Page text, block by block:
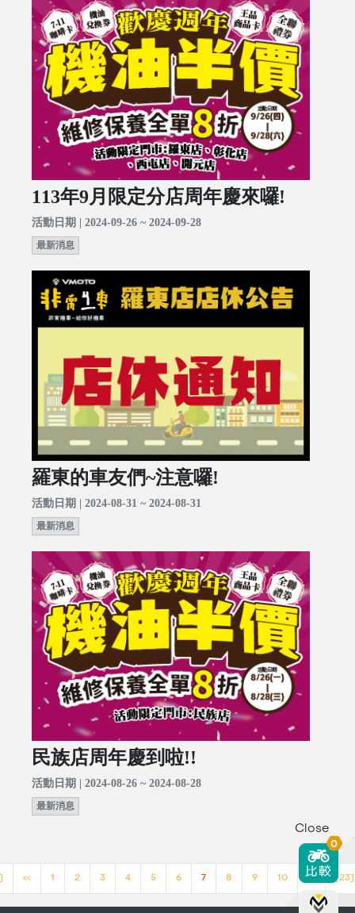
113年9月限定分店周年慶來囉!
活動日期 | 2024-09-26 ~ 2024-09-28
最新消息
羅東的車友們~注意囉!
活動日期 | 2024-08-31 ~ 2024-08-31
最新消息
民族店周年慶到啦!!
活動日期 | 2024-08-26 ~ 2024-08-28
最新消息
<< 1 2 3 4 5 6 7 8 9 10 >> [23]
Close
0